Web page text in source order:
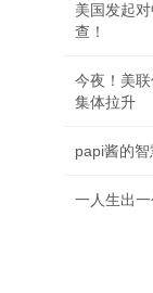
美国发起
查！
今夜！美
集体拉升
papi酱的
一人生出